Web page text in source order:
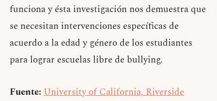
funciona y ésta investigación nos demuestra que
se necesitan intervenciones específicas de
acuerdo a la edad y género de los estudiantes
para lograr escuelas libre de bullying.
Fuente: University of California, Riverside